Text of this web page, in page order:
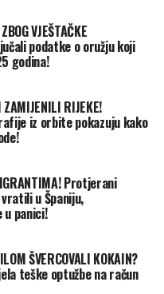
upute, nastavlja on,
kako da glasam,
Neda Puhovca“, kaže
za sazivanje
u roku od 30 dana
a vanredna mora
ću u skladu sa
vanrednu skupštinu i
kaže Šulić.
VJEŠTAČKE
podatke o oružju koji
godina!
ZAMIJENILI RIJEKE!
iz orbite pokazuju kako
Protjerani
u Španiju,
u panici!
ŠVERCOVALI KOKAIN?
teške optužbe na račun